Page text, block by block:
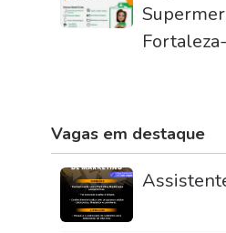
Vagas em destaque